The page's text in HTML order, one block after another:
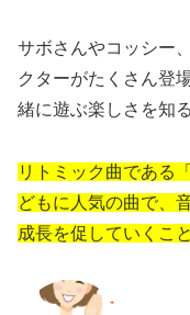
サボさんやコッシー
クターがたくさん登
緒に遊ぶ楽しさを知
リトミック曲である「
どもに人気の曲で、
成長を促していくこ